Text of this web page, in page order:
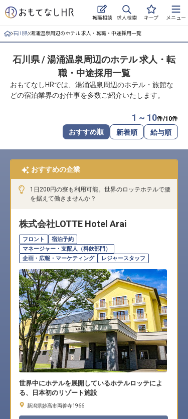
転職相談 求人検索 キープ メニュー
ログイン
求人・施設を探す
キープした求人
おもてなしHRについて
よくある質問
ホテル・宿泊業界情報コラム
無料 転職サポートに申し込む
採用をお考えの企業様へ
石川県 湯涌温泉周辺のホテル 求人・転職・中途採用一覧
石川県 / 湯涌温泉周辺のホテル 求人・転
職・中途採用一覧
おもてなしHRでは、湯涌温泉周辺のホテル・旅館な
どの宿泊業界のお仕事を多数ご紹介いたします。
1 ~ 10件/10件
おすすめ順 新着順 給与順
おすすめの企業
1日200円の寮も利用可能。世界のロッテホテルで腰
を据えて働きませんか？
株式会社LOTTE Hotel Arai
フロント
宿泊予約
マネージャー・支配人（料飲部門）
企画・広報・マーケティング
レジャースタッフ
世界中にホテルを展開しているホテルロッテによ
る、日本初のリゾート施設
新潟県妙高市両善寺1966